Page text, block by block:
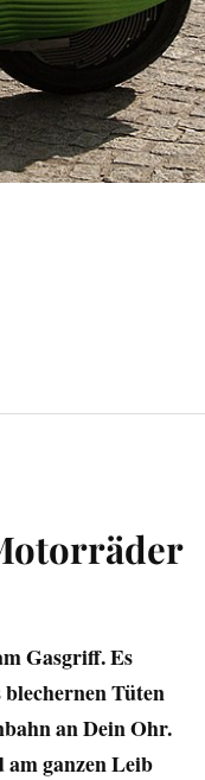
Gasgriff. Es
Tüten
an Dein Ohr.
ganzen Leib